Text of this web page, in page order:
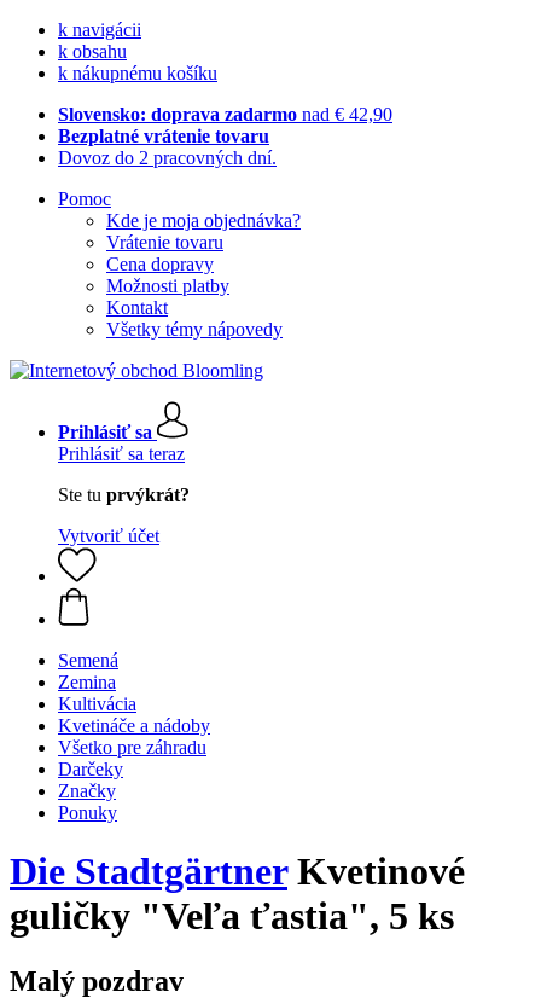
k navigácii
k obsahu
k nákupnému košíku
Slovensko: doprava zadarmo nad € 42,90
Bezplatné vrátenie tovaru
Dovoz do 2 pracovných dní.
Pomoc
Kde je moja objednávka?
Vrátenie tovaru
Cena dopravy
Možnosti platby
Kontakt
Všetky témy nápovedy
Prihlásiť sa
Prihlásiť sa teraz
Ste tu prvýkrát?
Vytvoriť účet
Semená
Zemina
Kultivácia
Kvetináče a nádoby
Všetko pre záhradu
Darčeky
Značky
Ponuky
Die StadtgärtnerKvetinové
guličky "Veľa ťastia", 5 ks
Malý pozdrav